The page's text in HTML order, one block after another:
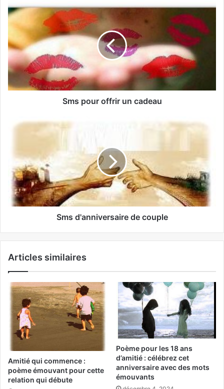
Sms pour offrir un cadeau
Sms d'anniversaire de couple
Articles similaires
Amitié qui commence :
poème émouvant pour cette
relation qui débute
Poème pour les 18 ans
d’amitié : célébrez cet
anniversaire avec des mots
émouvants